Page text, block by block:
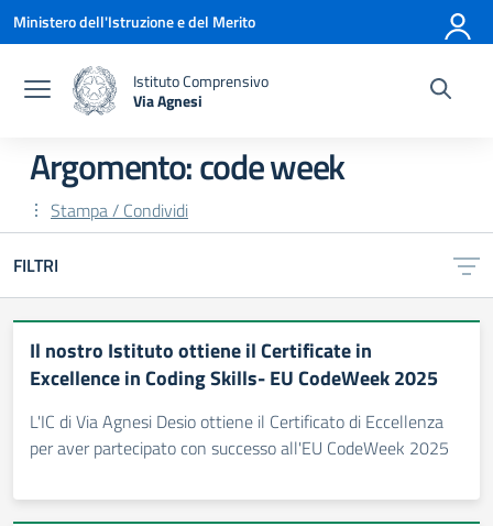
Vai ai contenuti
Vai al menu di navigazione
Vai al footer
Ministero dell'Istruzione e del Merito
Istituto Comprensivo
Via Agnesi
— Visita la pagina iniziale della scuola
Argomento: code week
Stampa / Condividi
FILTRI
Il nostro Istituto ottiene il Certificate in
Excellence in Coding Skills- EU CodeWeek 2025
L'IC di Via Agnesi Desio ottiene il Certificato di Eccellenza
per aver partecipato con successo all'EU CodeWeek 2025